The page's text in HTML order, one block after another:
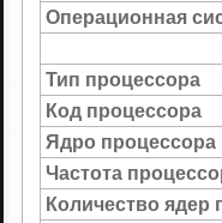
Операционная
Тип процессора
Код процессора
Ядро процессора
Частота
Количество ядер